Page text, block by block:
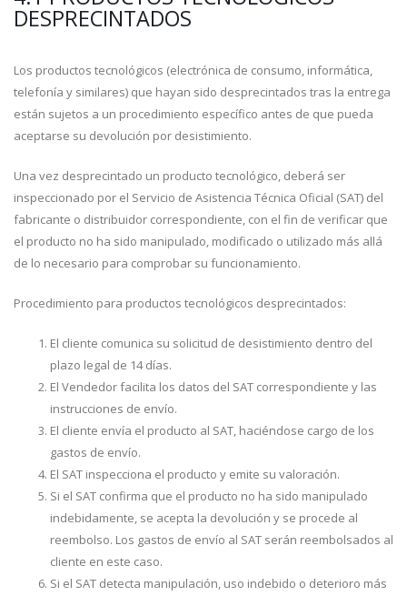
DESPRECINTADOS
Los productos tecnológicos (electrónica de consumo, informática,
telefonía y similares) que hayan sido desprecintados tras la entrega
están sujetos a un procedimiento específico antes de que pueda
aceptarse su devolución por desistimiento.
Una vez desprecintado un producto tecnológico, deberá ser
inspeccionado por el Servicio de Asistencia Técnica Oficial (SAT) del
fabricante o distribuidor correspondiente, con el fin de verificar que
el producto no ha sido manipulado, modificado o utilizado más allá
de lo necesario para comprobar su funcionamiento.
Procedimiento para productos tecnológicos desprecintados:
El cliente comunica su solicitud de desistimiento dentro del
plazo legal de 14 días.
El Vendedor facilita los datos del SAT correspondiente y las
instrucciones de envío.
El cliente envía el producto al SAT, haciéndose cargo de los
gastos de envío.
El SAT inspecciona el producto y emite su valoración.
Si el SAT confirma que el producto no ha sido manipulado
indebidamente, se acepta la devolución y se procede al
reembolso. Los gastos de envío al SAT serán reembolsados al
cliente en este caso.
Si el SAT detecta manipulación, uso indebido o deterioro más